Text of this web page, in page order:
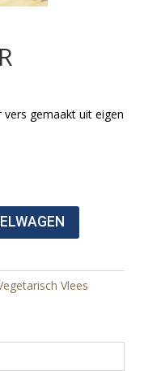
vers gemaakt uit eigen
Vlees